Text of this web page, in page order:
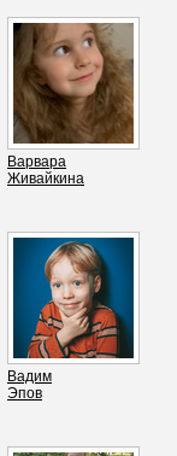
Варвара
Живайкина
Вадим
Эпов